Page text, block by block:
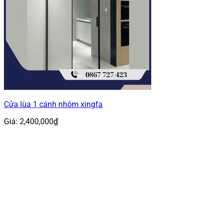
Cửa lùa 1 cánh nhôm xingfa
Giá: 2,400,000₫